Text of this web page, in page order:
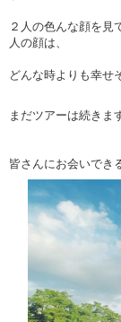
２人の色んな顔を見
人の顔は、
どんな時よりも幸せ
まだツアーは続きま
皆さんにお会いでき